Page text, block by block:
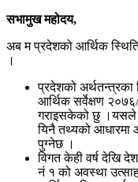
सभामुख महोदय,
अब म प्रदेशको आर्थिक
।
प्रदेशको
आर्थिक सर्वेक्षण
गराइसकेको छु ।यसले
यिनै तथ्यको आधारमा
पुग्नेछ ।
विगत केही वर्ष देखि
नं १ को अवस्था